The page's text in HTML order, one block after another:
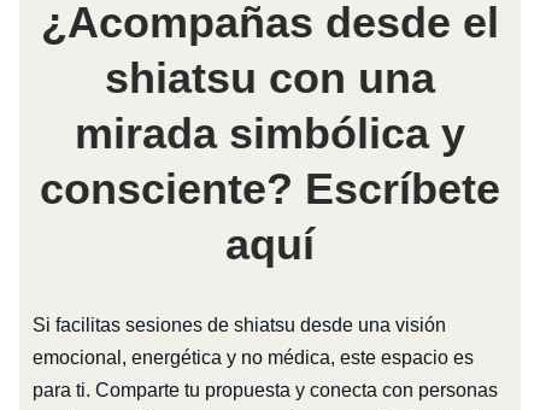
¿Acompañas desde el
shiatsu con una
mirada simbólica y
consciente? Escríbete
aquí
Si facilitas sesiones de shiatsu desde una visión
emocional, energética y no médica, este espacio es
para ti. Comparte tu propuesta y conecta con personas